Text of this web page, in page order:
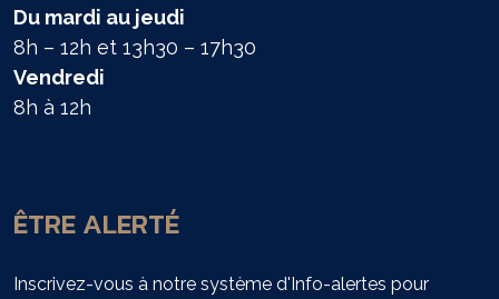
Du mardi au jeudi
8h – 12h et 13h30 – 17h30
Vendredi
8h à 12h
ÊTRE ALERTÉ
Inscrivez-vous à notre système d'Info-alertes pour